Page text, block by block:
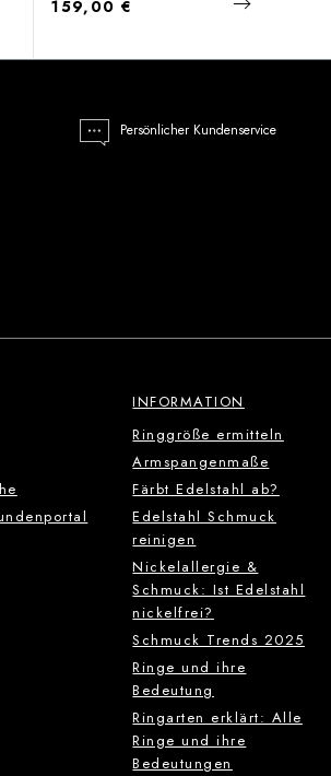
Regulärer Preis:
159,00 €
Persönlicher Kundenservice
INFORMATION
Ringgröße ermitteln
Armspangenmaße
Färbt Edelstahl ab?
Edelstahl Schmuck
reinigen
Nickelallergie &
Schmuck: Ist Edelstahl
nickelfrei?
Schmuck Trends 2025
Ringe und ihre
Bedeutung
Ringarten erklärt: Alle
Ringe und ihre
Bedeutungen